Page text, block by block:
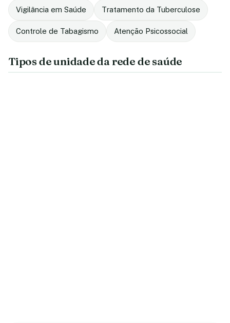
Vigilância em Saúde Tratamento da Tuberculose
Controle de Tabagismo Atenção Psicossocial
Tipos de unidade da rede de saúde